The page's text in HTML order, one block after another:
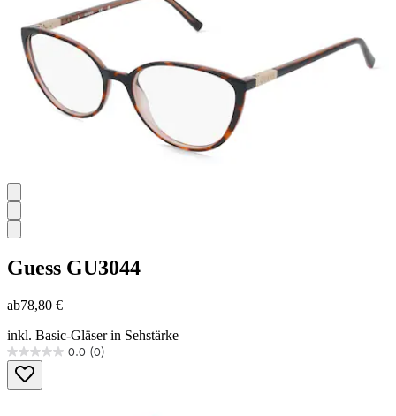
Guess GU3044
ab78,80 €
inkl. Basic-Gläser in Sehstärke
0.0 (0)
0.0
von
5